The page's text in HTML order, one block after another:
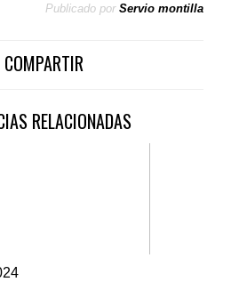
Publicado por Servio montilla
COMPARTIR
RELACIONADAS